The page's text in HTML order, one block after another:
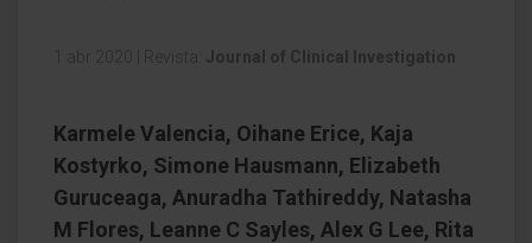
1 abr 2020 Revista: Journal of Clinical Investigation
Karmele Valencia, Oihane Erice, Kaja
Kostyrko, Simone Hausmann, Elizabeth
Guruceaga, Anuradha Tathireddy, Natasha
M Flores, Leanne C Sayles, Alex G Lee, Rita